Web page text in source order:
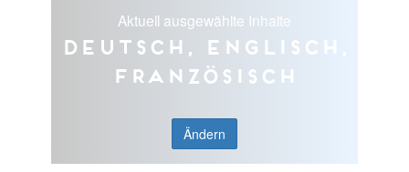
Aktuell ausgewählte Inhalte
Deutsch, Englisch,
Französisch
Ändern